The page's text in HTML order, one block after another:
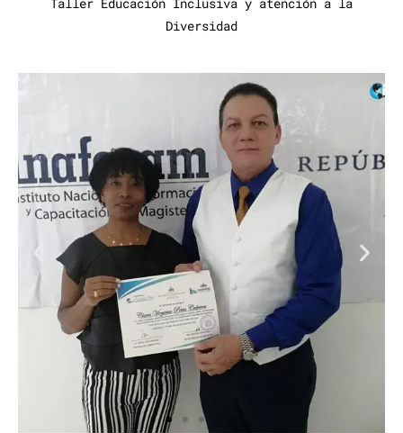
Taller Educación Inclusiva y atención a la
Diversidad